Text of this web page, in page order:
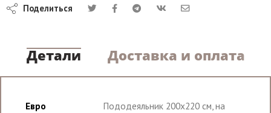
Поделиться
Детали Доставка и оплата
Евро
Пододеяльник 200х220 см, на